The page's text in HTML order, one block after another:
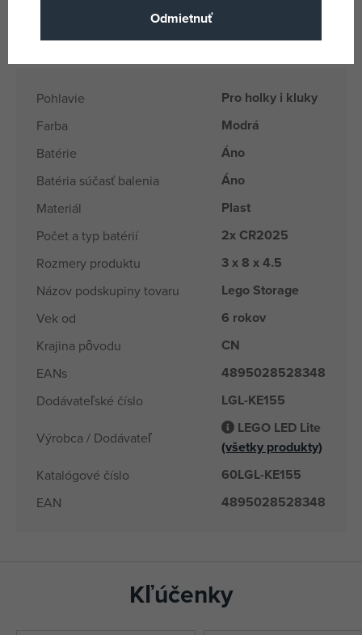
Parametre
Pohlavie Pro holky i kluky
Farba Modrá
Batérie Áno
Batéria súčasť balenia Áno
Materiál Plast
Počet a typ batérií 2x CR2025
Rozmery produktu 3 x 8 x 4.5
Názov podskupiny tovaru Lego Storage
Vek od 6 rokov
Krajina pôvodu CN
EANs 4895028528348
Dodávateľské číslo LGL-KE155
Výrobca / Dodávateľ
LEGO LED Lite
(všetky produkty)
Katalógové číslo 60LGL-KE155
EAN 4895028528348
Kľúčenky
Odmietnuť